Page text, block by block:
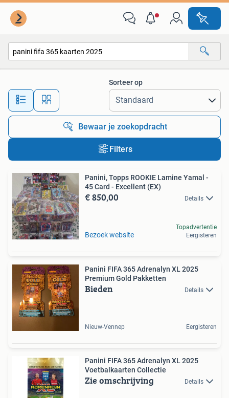
Alle afstanden…
Sorteer op
Bewaar je zoekopdracht
Filters
Panini, Topps ROOKIE Lamine Yamal -
45 Card - Excellent (EX)
€ 850,00 Details
Bezoek website
Topadvertentie
Eergisteren
Panini FIFA 365 Adrenalyn XL 2025
Premium Gold Pakketten
Bieden Details
Nieuw-Vennep Eergisteren
Panini FIFA 365 Adrenalyn XL 2025
Voetbalkaarten Collectie
Zie omschrijving Details